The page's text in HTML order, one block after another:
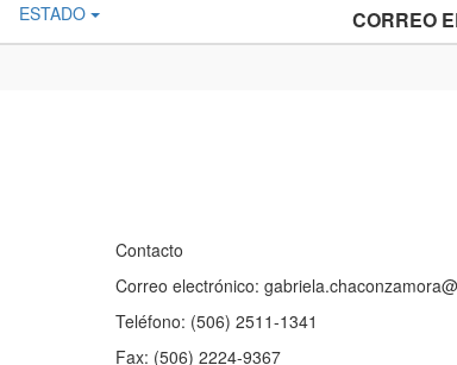
ESTADO
CORREO
Contacto
Correo electrónico:
Teléfono: (506) 2511-1341
Fax: (506) 2224-9367